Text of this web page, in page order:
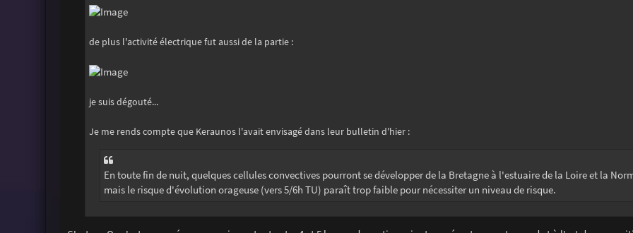
de plus l'activité électrique fut aussi de la partie :
je suis dégouté...
Je me rends compte que Keraunos l'avait envisagé dans leur bulletin d'hier :
En toute fin de nuit, quelques cellules convectives pourront se développer de la Bretagne à l'estuaire de la Loire et la
mais le risque d'évolution orageuse (vers 5/6h TU) paraît trop faible pour nécessiter un niveau de risque.